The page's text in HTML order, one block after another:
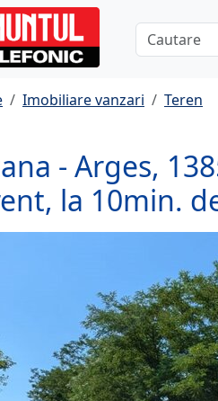
Imobiliare vanzari Teren
- Arges,
la 10min.